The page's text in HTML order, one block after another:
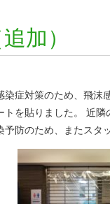
加）
染症対策のため、飛沫
トを貼りました。 近
予防のため、またスタ